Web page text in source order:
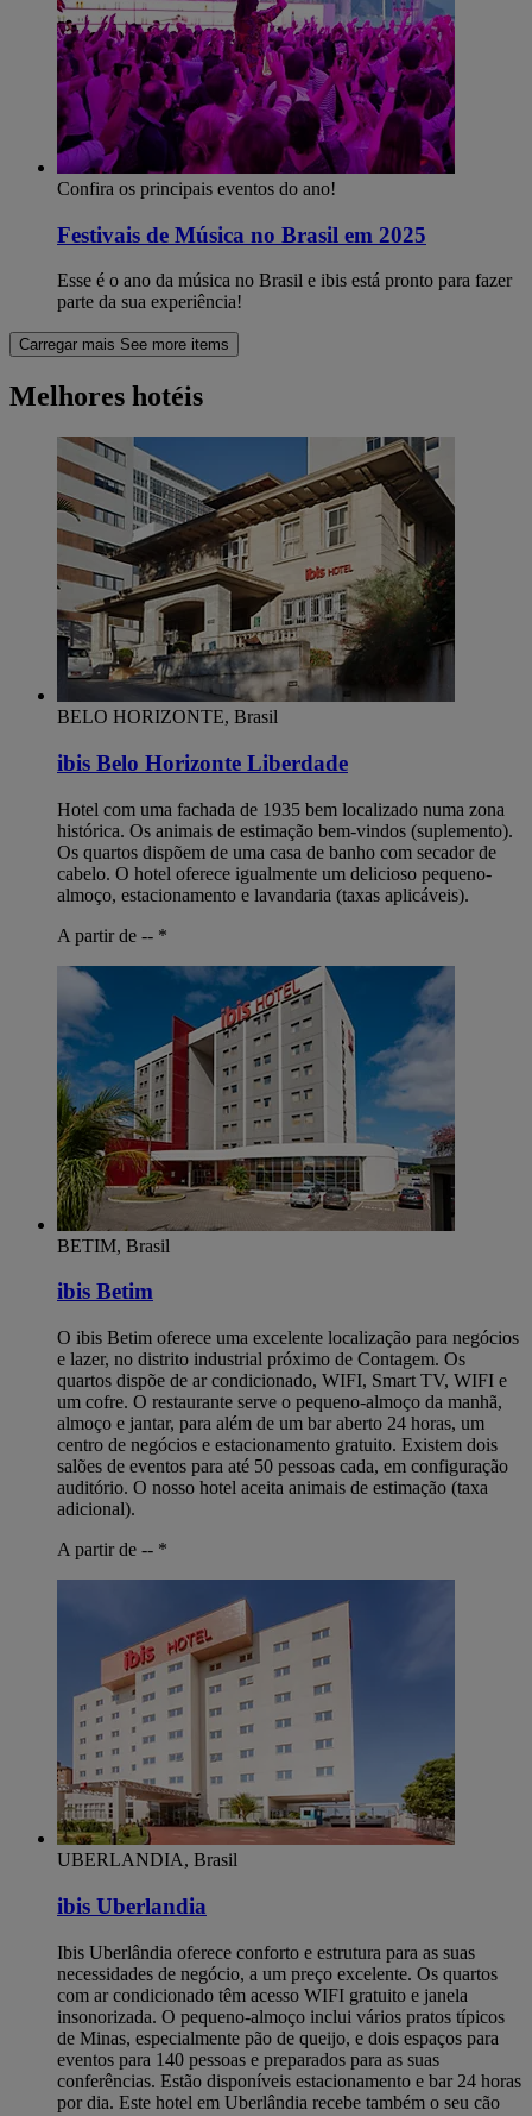
Confira os principais eventos do ano!
Festivais de Música no Brasil em 2025
Esse é o ano da música no Brasil e ibis está pronto para fazer
parte da sua experiência!
Carregar mais See more items
Melhores hotéis
BELO HORIZONTE, Brasil
ibis Belo Horizonte Liberdade
Hotel com uma fachada de 1935 bem localizado numa zona
histórica. Os animais de estimação bem-vindos (suplemento).
Os quartos dispõem de uma casa de banho com secador de
cabelo. O hotel oferece igualmente um delicioso pequeno-
almoço, estacionamento e lavandaria (taxas aplicáveis).
A partir de -- *
BETIM, Brasil
ibis Betim
O ibis Betim oferece uma excelente localização para negócios
e lazer, no distrito industrial próximo de Contagem. Os
quartos dispõe de ar condicionado, WIFI, Smart TV, WIFI e
um cofre. O restaurante serve o pequeno-almoço da manhã,
almoço e jantar, para além de um bar aberto 24 horas, um
centro de negócios e estacionamento gratuito. Existem dois
salões de eventos para até 50 pessoas cada, em configuração
auditório. O nosso hotel aceita animais de estimação (taxa
adicional).
A partir de -- *
UBERLANDIA, Brasil
ibis Uberlandia
Ibis Uberlândia oferece conforto e estrutura para as suas
necessidades de negócio, a um preço excelente. Os quartos
com ar condicionado têm acesso WIFI gratuito e janela
insonorizada. O pequeno-almoço inclui vários pratos típicos
de Minas, especialmente pão de queijo, e dois espaços para
eventos para 140 pessoas e preparados para as suas
conferências. Estão disponíveis estacionamento e bar 24 horas
por dia. Este hotel em Uberlândia recebe também o seu cão